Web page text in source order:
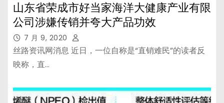
山东省荣成市好当家海洋大健康产业有限
公司涉嫌传销并夸大产品功效
7 月 9, 2020
丝路资讯网消息 近日，一位自称是“直销难民”的读者反
映称，直…